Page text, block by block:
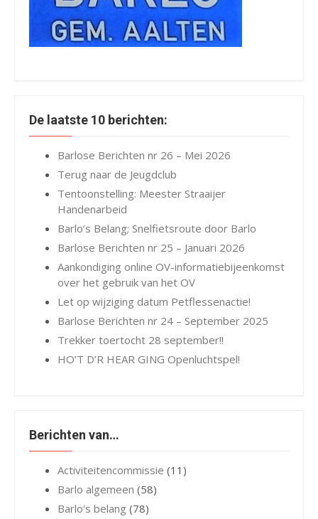
De laatste 10 berichten:
Barlose Berichten nr 26 – Mei 2026
Terug naar de Jeugdclub
Tentoonstelling: Meester Straaijer
Handenarbeid
Barlo’s Belang; Snelfietsroute door Barlo
Barlose Berichten nr 25 – Januari 2026
Aankondiging online OV-informatiebijeenkomst
over het gebruik van het OV
Let op wijziging datum Petflessenactie!
Barlose Berichten nr 24 – September 2025
Trekker toertocht 28 september!!
HO’T D’R HEAR GING Openluchtspel!
Berichten van…
Activiteitencommissie (11)
Barlo algemeen (58)
Barlo's belang (78)